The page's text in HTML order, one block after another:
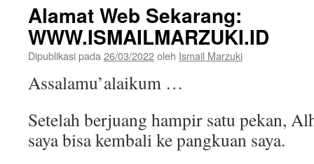
Alamat Web Sekarang:
WWW.ISMAILMARZUKI.ID
Dipublikasi pada 26/03/2022oleh Ismail Marzuki
Assalamu’alaikum …
Setelah berjuang hampir satu pekan,
saya bisa kembali ke pangkuan saya.